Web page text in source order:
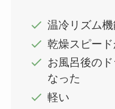
温冷リズム
乾燥スピー
お風呂後の
なった
軽い